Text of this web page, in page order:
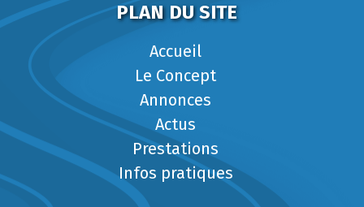
PLAN DU SITE
Accueil
Le Concept
Annonces
Actus
Prestations
Infos pratiques